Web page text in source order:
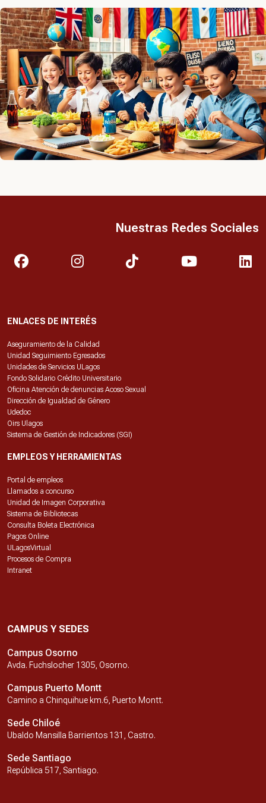
ENLACES DE INTERÉS
Aseguramiento de la Calidad
Unidad Seguimiento Egresados
Unidades de Servicios ULagos
Fondo Solidario Crédito Universitario
Oficina Atención de denuncias Acoso Sexual
Dirección de Igualdad de Género
Udedoc
Oirs Ulagos
Sistema de Gestión de Indicadores (SGI)
EMPLEOS Y HERRAMIENTAS
Portal de empleos
Llamados a concurso
Unidad de Imagen Corporativa
Sistema de Bibliotecas
Consulta Boleta Electrónica
Pagos Online
ULagosVirtual
Procesos de Compra
Intranet
CAMPUS Y SEDES
Campus Osorno
Avda. Fuchslocher 1305, Osorno.
Campus Puerto Montt
Camino a Chinquihue km.6, Puerto Montt.
Sede Chiloé
Ubaldo Mansilla Barrientos 131, Castro.
Sede Santiago
República 517, Santiago.
Nuestras Redes Sociales